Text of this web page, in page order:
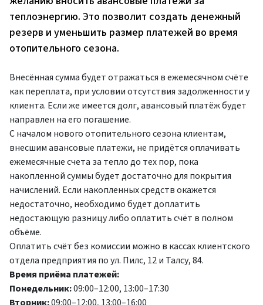
теплоэнергию. Это позволит создать денежный
резерв и уменьшить размер платежей во время
отопительного сезона.
Внесённая сумма будет отражаться в ежемесячном счёте
как переплата, при условии отсутствия задолженности у
клиента. Если же имеется долг, авансовый платёж будет
направлен на его погашение.
С началом нового отопительного сезона клиентам,
внесшим авансовые платежи, не придётся оплачивать
ежемесячные счета за тепло до тех пор, пока
накопленной суммы будет достаточно для покрытия
начислений. Если накопленных средств окажется
недостаточно, необходимо будет доплатить
недостающую разницу либо оплатить счёт в полном
объёме.
Оплатить счёт без комиссии можно в кассах клиентского
отдела предприятия по ул. Пилс, 12 и Талсу, 84.
Время приёма платежей:
Понедельник:09:00–12:00, 13:00–17:30